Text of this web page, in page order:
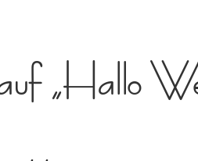
„Hallo